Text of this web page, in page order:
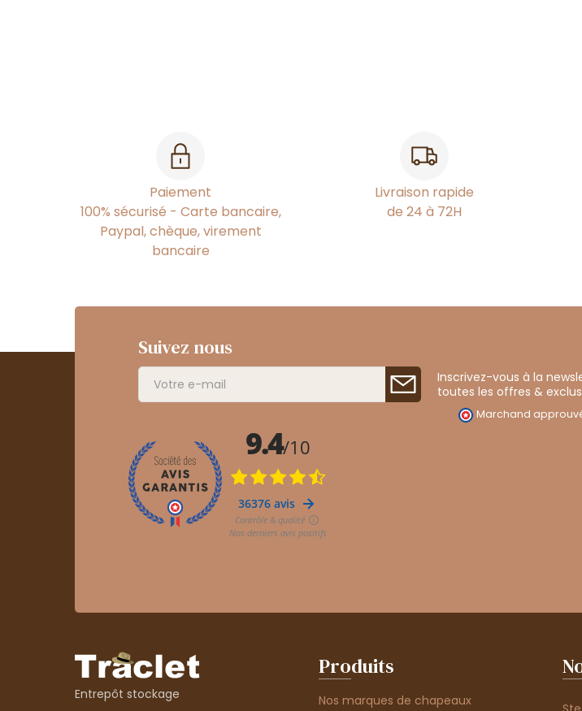
Paiement
100% sécurisé - Carte bancaire,
Paypal, chèque, virement
bancaire
Livraison rapide
de 24 à 72H
Suivez nous
Inscrivez-vous à la
toutes les offres &
Marchand
Entrepôt stockage
Produits
Nos marques de chapeaux